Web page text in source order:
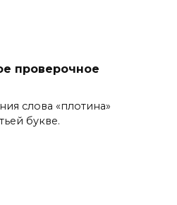
проверочное
слова «плотина»
букве.